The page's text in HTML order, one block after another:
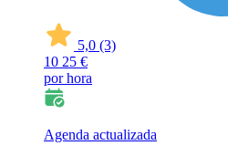
5,0 (3)
10 25 €
por hora
Agenda actualizada